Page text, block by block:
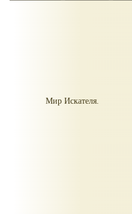
Мир Искателя.